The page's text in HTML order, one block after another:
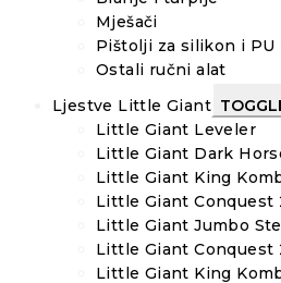
Mješači
Pištolji za silikon i PU
Ostali ručni alat
Ljestve Little Giant
Little Giant Leveler
Little Giant Dark
Little Giant King
Little Giant Conquest
Little Giant Jumbo
Little Giant Conquest
Little Giant King